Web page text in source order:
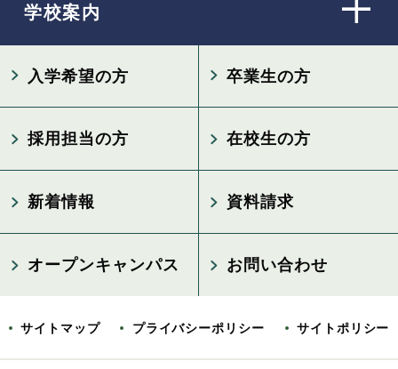
学校案内
入学希望の方 卒業生の方
採用担当の方 在校生の方
新着情報 資料請求
オープンキャンパス お問い合わせ
サイトマップ プライバシーポリシー サイトポリシー